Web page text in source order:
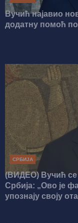
Вучић најавио
додатну помоћ
СРБИЈА
(ВИДЕО) Вучић се
Србија: „Ово је
упознају своју